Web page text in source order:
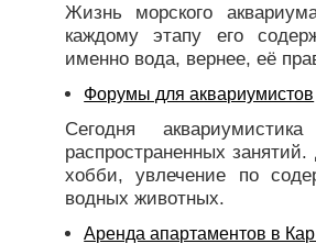
Жизнь морского
каждому этапу его
именно вода, вернее, её
Форумы для аквариумистов
Сегодня
распространенных
хобби, увлечение по
водных животных.
Аренда апартаментов в